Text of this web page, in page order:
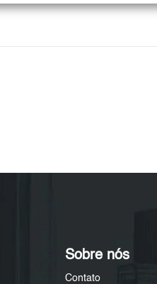
Sobre nós
Contato